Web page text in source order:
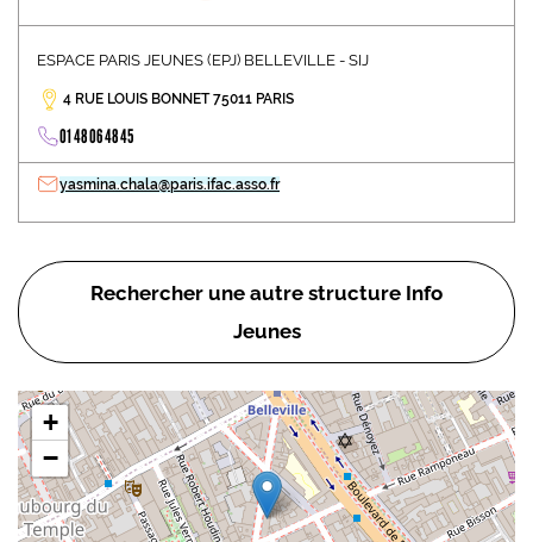
ESPACE PARIS JEUNES (EPJ) BELLEVILLE - SIJ
4 RUE LOUIS BONNET 75011 PARIS
01 48 06 48 45
yasmina.chala@paris.ifac.asso.fr
Rechercher une autre structure Info
Jeunes
+
−